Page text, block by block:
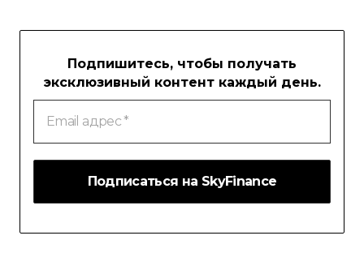
Подпишитесь, чтобы получать
эксклюзивный контент каждый день.
Email
адрес